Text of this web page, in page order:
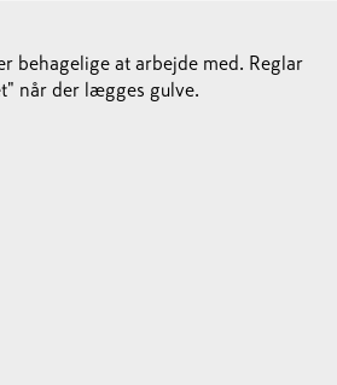
behagelige at arbejde med. Reglar
når der lægges gulve.